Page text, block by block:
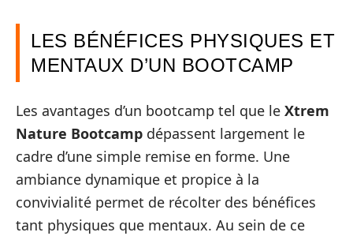
LES BÉNÉFICES PHYSIQUES ET
MENTAUX D’UN BOOTCAMP
Les avantages d’un bootcamp tel que le Xtrem
Nature Bootcamp dépassent largement le
cadre d’une simple remise en forme. Une
ambiance dynamique et propice à la
convivialité permet de récolter des bénéfices
tant physiques que mentaux. Au sein de ce